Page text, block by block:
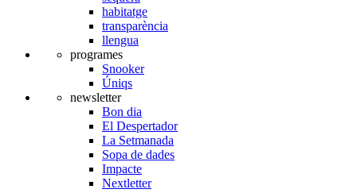
habitatge
transparència
llengua
programes
Snooker
Úniqs
newsletter
Bon dia
El Despertador
La Setmanada
Sopa de dades
Impacte
Nextletter